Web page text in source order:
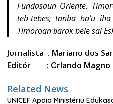
Fundasaun Oriente.
teb-tebes, tanba ha’u
Timoroan barak bele sai
Jornalista : Mariano dos
Editór : Orlando Magno
Related News
UNICEF Apoia Ministériu